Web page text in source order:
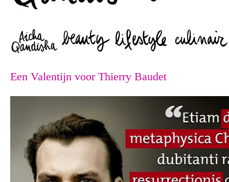
Een Valentijn voor Thierry Baudet